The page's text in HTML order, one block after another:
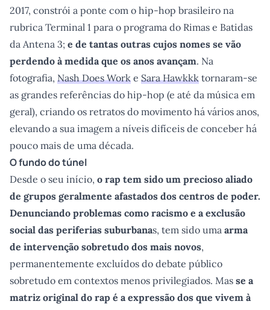
2017, constrói a ponte com o hip-hop brasileiro na
rubrica Terminal 1 para o programa do Rimas e Batidas
da Antena 3; e de tantas outras cujos nomes se vão
perdendo à medida que os anos avançam. Na
fotografia, Nash Does Work e Sara Hawkkk tornaram-se
as grandes referências do hip-hop (e até da música em
geral), criando os retratos do movimento há vários anos,
elevando a sua imagem a níveis difíceis de conceber há
pouco mais de uma década.
O fundo do túnel
Desde o seu início, o rap tem sido um precioso aliado
de grupos geralmente afastados dos centros de poder.
Denunciando problemas como racismo e a exclusão
social das periferias suburbanas, tem sido uma arma
de intervenção sobretudo dos mais novos,
permanentemente excluídos do debate público
sobretudo em contextos menos privilegiados. Mas se a
matriz original do rap é a expressão dos que vivem à